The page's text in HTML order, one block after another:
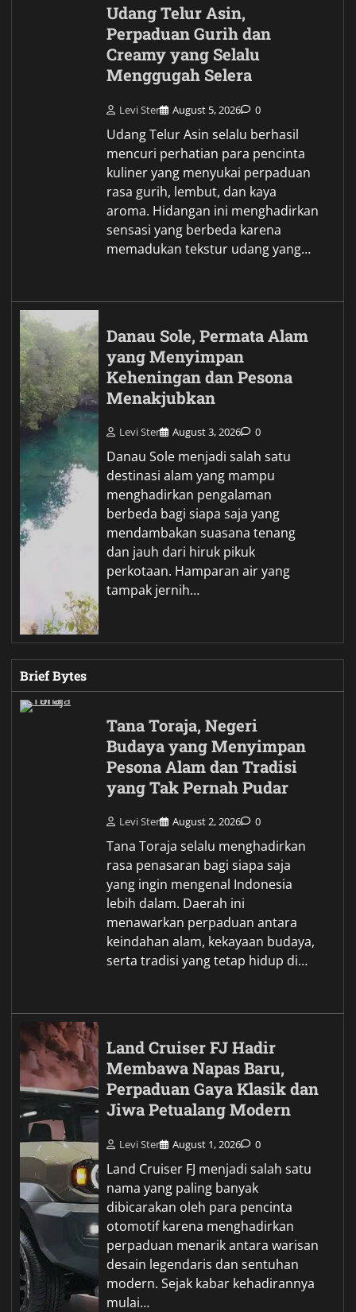
Udang Telur Asin,
Perpaduan Gurih dan
Creamy yang Selalu
Menggugah Selera
Levi Ster August 5, 2026 0
Udang Telur Asin selalu berhasil
mencuri perhatian para pencinta
kuliner yang menyukai perpaduan
rasa gurih, lembut, dan kaya
aroma. Hidangan ini menghadirkan
sensasi yang berbeda karena
memadukan tekstur udang yang…
Danau Sole, Permata Alam
yang Menyimpan
Keheningan dan Pesona
Menakjubkan
Levi Ster August 3, 2026 0
Danau Sole menjadi salah satu
destinasi alam yang mampu
menghadirkan pengalaman
berbeda bagi siapa saja yang
mendambakan suasana tenang
dan jauh dari hiruk pikuk
perkotaan. Hamparan air yang
tampak jernih…
Brief Bytes
Tana Toraja, Negeri
Budaya yang Menyimpan
Pesona Alam dan Tradisi
yang Tak Pernah Pudar
Levi Ster August 2, 2026 0
Tana Toraja selalu menghadirkan
rasa penasaran bagi siapa saja
yang ingin mengenal Indonesia
lebih dalam. Daerah ini
menawarkan perpaduan antara
keindahan alam, kekayaan budaya,
serta tradisi yang tetap hidup di…
Land Cruiser FJ Hadir
Membawa Napas Baru,
Perpaduan Gaya Klasik dan
Jiwa Petualang Modern
Levi Ster August 1, 2026 0
Land Cruiser FJ menjadi salah satu
nama yang paling banyak
dibicarakan oleh para pencinta
otomotif karena menghadirkan
perpaduan menarik antara warisan
desain legendaris dan sentuhan
modern. Sejak kabar kehadirannya
mulai…